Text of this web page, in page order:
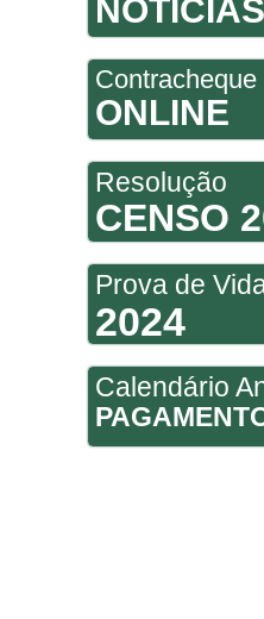
NOTÍCIAS
Contracheque
ONLINE
Resolução
CENSO
Prova de
2024
Calendário